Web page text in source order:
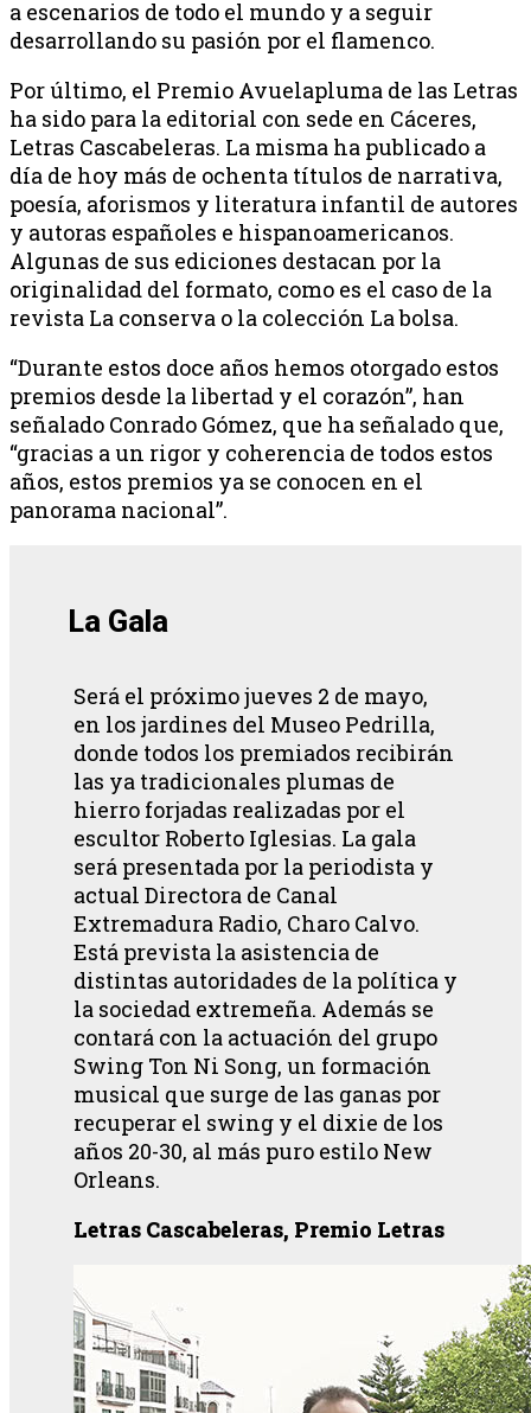
a escenarios de todo el mundo y a seguir
desarrollando su pasión por el flamenco.
Por último, el Premio Avuelapluma de las Letras
ha sido para la editorial con sede en Cáceres,
Letras Cascabeleras. La misma ha publicado a
día de hoy más de ochenta títulos de narrativa,
poesía, aforismos y literatura infantil de autores
y autoras españoles e hispanoamericanos.
Algunas de sus ediciones destacan por la
originalidad del formato, como es el caso de la
revista La conserva o la colección La bolsa.
“Durante estos doce años hemos otorgado estos
premios desde la libertad y el corazón”, han
señalado Conrado Gómez, que ha señalado que,
“gracias a un rigor y coherencia de todos estos
años, estos premios ya se conocen en el
panorama nacional”.
La Gala
Será el próximo jueves 2 de mayo,
en los jardines del Museo Pedrilla,
donde todos los premiados recibirán
las ya tradicionales plumas de
hierro forjadas realizadas por el
escultor Roberto Iglesias. La gala
será presentada por la periodista y
actual Directora de Canal
Extremadura Radio, Charo Calvo.
Está prevista la asistencia de
distintas autoridades de la política y
la sociedad extremeña. Además se
contará con la actuación del grupo
Swing Ton Ni Song, un formación
musical que surge de las ganas por
recuperar el swing y el dixie de los
años 20-30, al más puro estilo New
Orleans.
Letras Cascabeleras, Premio Letras